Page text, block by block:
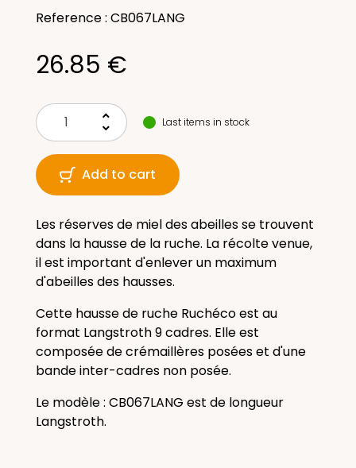
Reference : CB067LANG
26.85 €
keyboard_arrow_up
keyboard_arrow_down
Last items in stock
Add to cart
Les réserves de miel des abeilles se trouvent
dans la hausse de la ruche. La récolte venue,
il est important d'enlever un maximum
d'abeilles des hausses.
Cette hausse de ruche Ruchéco est au
format Langstroth 9 cadres. Elle est
composéede crémaillères posées et d'une
bande inter-cadres non posée.
Le modèle : CB067LANG est de longueur
Langstroth.